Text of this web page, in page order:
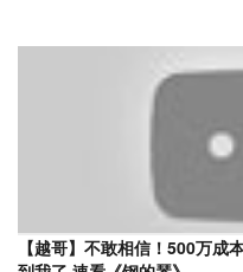
【越哥】不敢相信！500万成